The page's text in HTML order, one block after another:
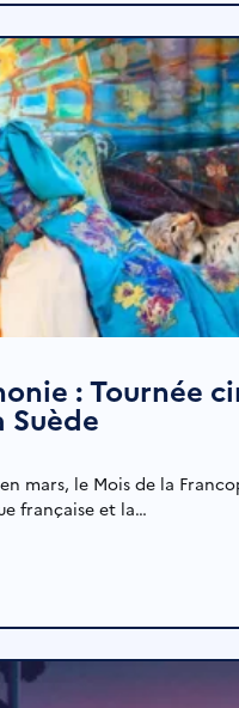
: Tournée
Suède
mars, le Mois de la
française et la…